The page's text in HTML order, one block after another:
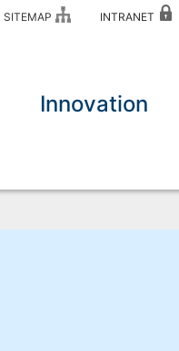
SITEMAP INTRANET
Innovation